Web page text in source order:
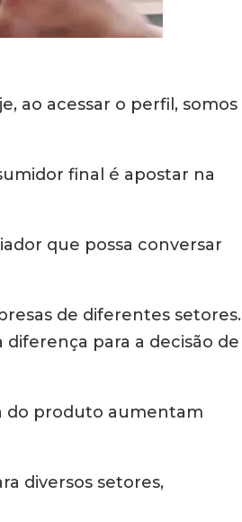
ao acessar o perfil, somos
final é apostar na
que possa conversar
de diferentes setores.
para a decisão de
do produto aumentam
diversos setores,